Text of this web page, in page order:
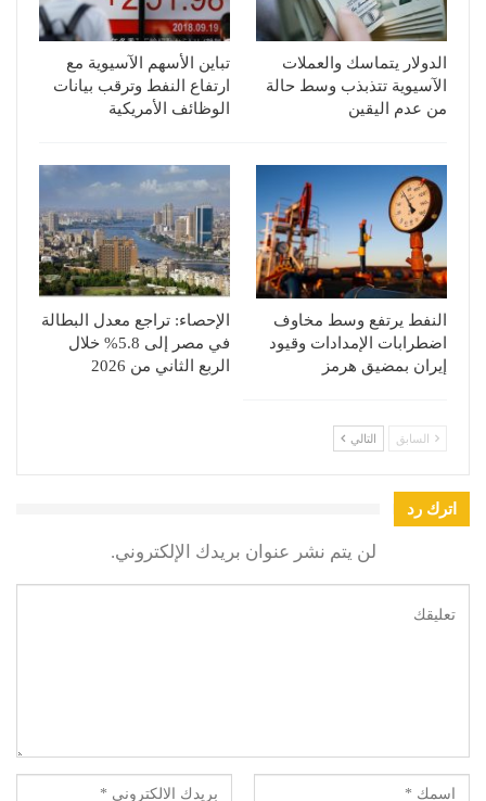
الدولار يتماسك والعملات
الآسيوية تتذبذب وسط حالة
من عدم اليقين
تباين الأسهم الآسيوية مع
ارتفاع النفط وترقب بيانات
الوظائف الأمريكية
النفط يرتفع وسط مخاوف
اضطرابات الإمدادات وقيود
إيران بمضيق هرمز
الإحصاء: تراجع معدل البطالة
في مصر إلى 5.8% خلال
الربع الثاني من 2026
السابق التالي
اترك رد
لن يتم نشر عنوان بريدك الإلكتروني.